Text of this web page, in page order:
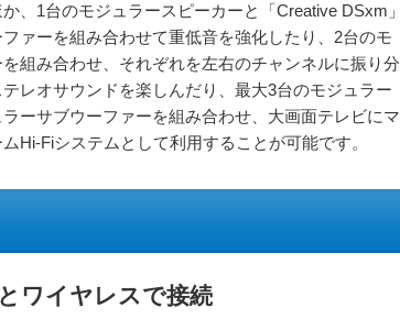
、1台のモジュラースピーカーと「Creative DSxm」
ァーを組み合わせて重低音を強化したり、2台のモ
組み合わせ、それぞれを左右のチャンネルに振り分
レオサウンドを楽しんだり、最大3台のモジュラー
ーサブウーファーを組み合わせ、大画面テレビにマ
Hi-Fiシステムとして利用することが可能です。
ワイヤレスで接続